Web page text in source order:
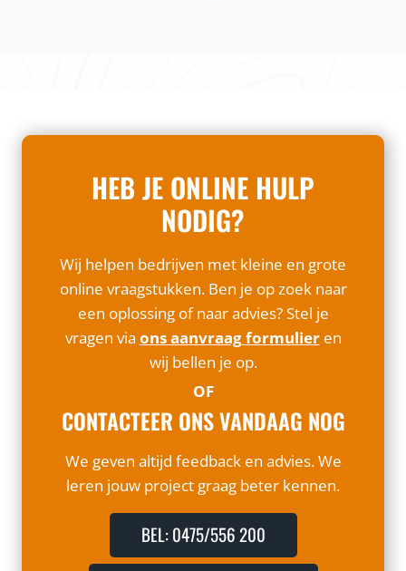
HEB JE ONLINE HULP
NODIG?
Wij helpen bedrijven met kleine en grote
online vraagstukken. Ben je op zoek naar
een oplossing of naar advies? Stel je
vragen via ons aanvraag formulieren
wij bellen je op.
OF
CONTACTEER ONS VANDAAG NOG
We geven altijd feedback en advies. We
leren jouw project graag beter kennen.
BEL: 0475/556 200